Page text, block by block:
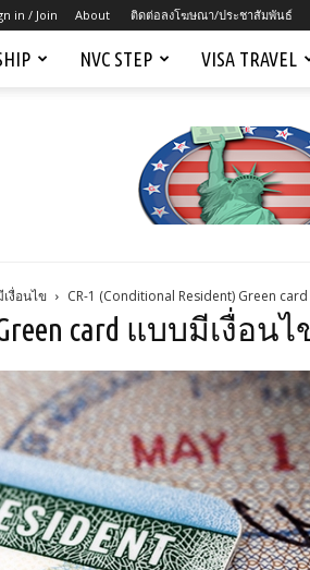
in / Join About ติดต่อลงโฆษณา/ประชาสัมพันธ์
NVC STEP VISA TRAVEL
–
งื่อนไข CR-1 (Conditional Resident) Green
Green card แบบมีเงื่อนไ